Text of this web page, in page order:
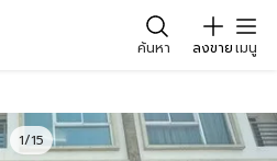
ค้นหา ลงขายเมนู
1/15